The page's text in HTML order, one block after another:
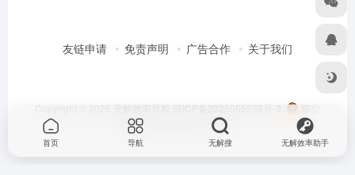
友链申请 免责声明 广告合作 关于我们
Copyright © 2026 无解效率导航 琼ICP备2025055258号-3
琼公
网安备46010002000981号
首页 导航 无解搜 无解效率助手